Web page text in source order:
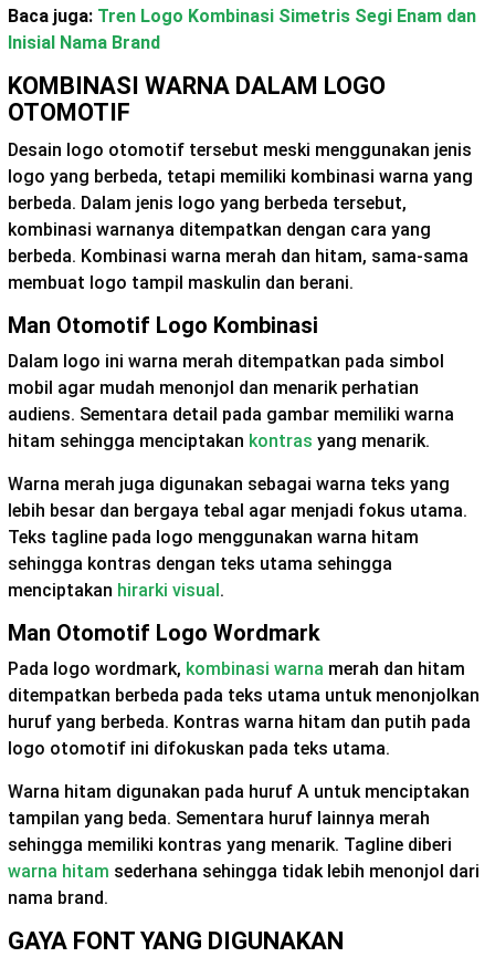
Baca juga: Tren Logo Kombinasi Simetris Segi Enam dan
Inisial Nama Brand
KOMBINASI WARNA DALAM LOGO
OTOMOTIF
Desain logo otomotif tersebut meski menggunakan jenis
logo yang berbeda, tetapi memiliki kombinasi warna yang
berbeda. Dalam jenis logo yang berbeda tersebut,
kombinasi warnanya ditempatkan dengan cara yang
berbeda. Kombinasi warna merah dan hitam, sama-sama
membuat logo tampil maskulin dan berani.
Man Otomotif Logo Kombinasi
Dalam logo ini warna merah ditempatkan pada simbol
mobil agar mudah menonjol dan menarik perhatian
audiens. Sementara detail pada gambar memiliki warna
hitam sehingga menciptakan kontras yang menarik.
Warna merah juga digunakan sebagai warna teks yang
lebih besar dan bergaya tebal agar menjadi fokus utama.
Teks tagline pada logo menggunakan warna hitam
sehingga kontras dengan teks utama sehingga
menciptakan hirarki visual.
Man Otomotif Logo Wordmark
Pada logo wordmark, kombinasi warna merah dan hitam
ditempatkan berbeda pada teks utama untuk menonjolkan
huruf yang berbeda. Kontras warna hitam dan putih pada
logo otomotif ini difokuskan pada teks utama.
Warna hitam digunakan pada huruf A untuk menciptakan
tampilan yang beda. Sementara huruf lainnya merah
sehingga memiliki kontras yang menarik. Tagline diberi
warna hitam sederhana sehingga tidak lebih menonjol dari
nama brand.
GAYA FONT YANG DIGUNAKAN